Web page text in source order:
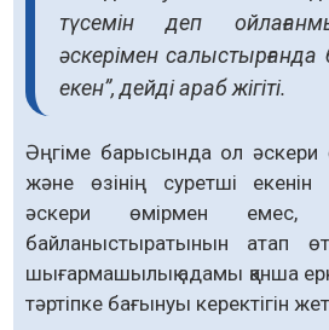
түсемін деп
әскерімен салыстырғанда
екен”, дейді араб жігіті.
Әңгіме барысында ол әскери
және өзінің суретші
әскери өмірмен емес,
байланыстыратынын атап
шығармашылық адамы қанша
тәртіпке бағынуы керектігін